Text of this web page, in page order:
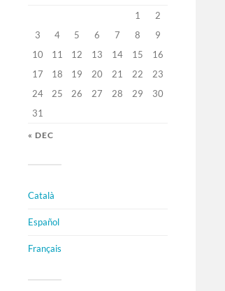
1
2
3
4 5 6 7 8
9
10
11 12 13 14 15
16
17
18 19 20 21 22
23
24
25 26 27 28 29
30
31
« DEC
Català
Español
Français